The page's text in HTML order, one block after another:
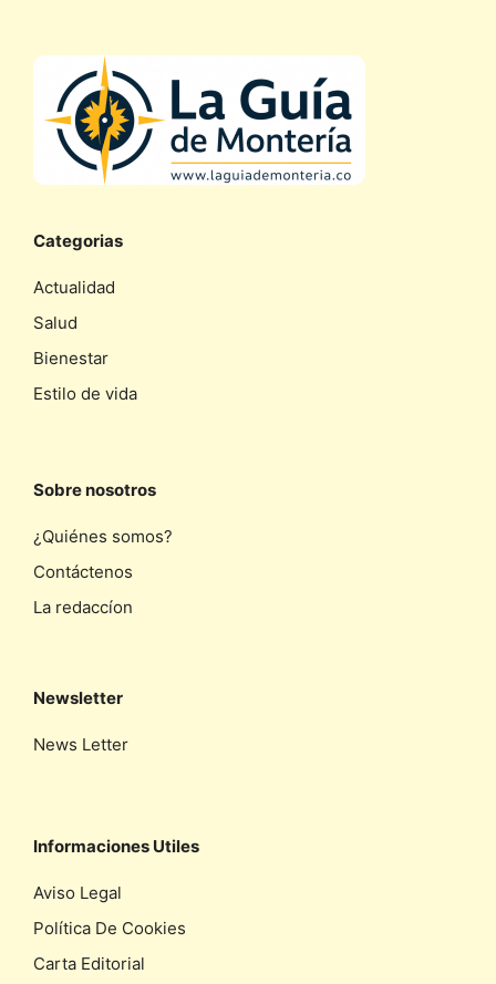
Categorias
Actualidad
Salud
Bienestar
Estilo de vida
Sobre nosotros
¿Quiénes somos?
Contáctenos
La redaccíon
Newsletter
News Letter
Informaciones Utiles
Aviso Legal
Política De Cookies
Carta Editorial